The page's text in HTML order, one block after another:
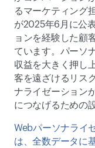
るマーケティング
が2025年6月に公
ョンを経験した顧
ています。パーソ
収益を大きく押し
客を遠ざけるリス
ナライゼーション
につなげるための
Webパーソナライ
は、全数データに